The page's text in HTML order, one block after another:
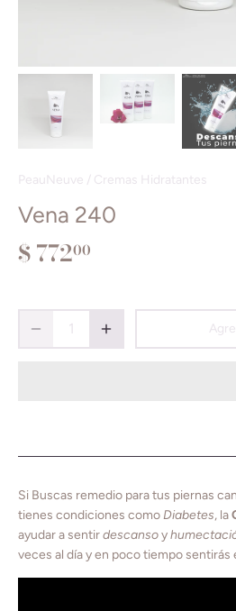
PeauNeuve / Cremas Hidratantes
Vena 240
$ 77200
Si Buscas remedio para tus piernas
tienes condiciones comoDiabetes, la
ayudar a sentirdescansoy
veces al día y en poco tiempo sentirás